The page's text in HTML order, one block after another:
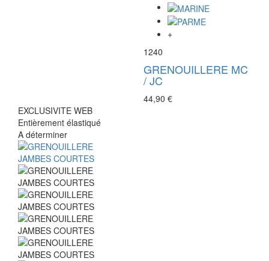
+
1240
GRENOUILLERE MC
/ JC
44,90 €
EXCLUSIVITE WEB
Entièrement élastiqué
A déterminer